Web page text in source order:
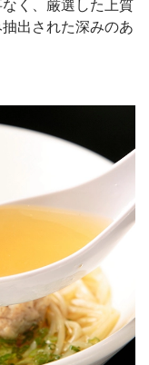
く、厳選した上質
出された深みのあ